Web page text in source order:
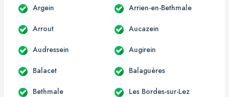
Argein Arrien-en-Bethmale
Arrout Aucazein
Audressein Augirein
Balacet Balaguères
Bethmale Les Bordes-sur-Lez